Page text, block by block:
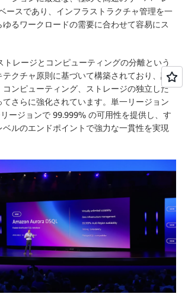
ースであり、インフラストラクチャ管理を一
るワークロードの需要に合わせて容易にス
トレージとコンピューティングの分離という
テクチャ原則に基づいて構築されており、読
ンピューティング、ストレージの独立した
さらに強化されています。単一リージョン
ージョンで 99.999% の可用性を提供し、す
ルのエンドポイントで強力な一貫性を実現